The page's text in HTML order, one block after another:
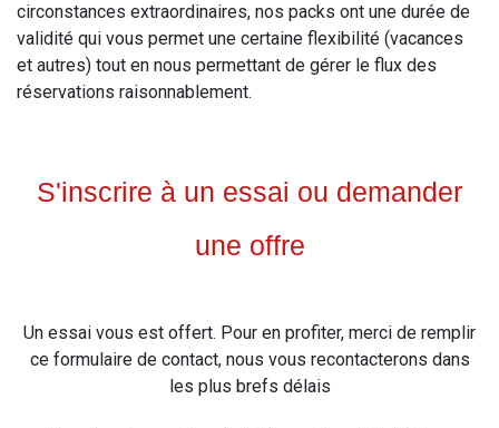
circonstances extraordinaires, nos packs ont une durée de
validité qui vous permet une certaine flexibilité (vacances
et autres) tout en nous permettant de gérer le flux des
réservations raisonnablement.
S'inscrire à un essai ou demander
une offre
Un essai vous est offert. Pour en profiter, merci de remplir
ce formulaire de contact, nous vous recontacterons dans
les plus brefs délais